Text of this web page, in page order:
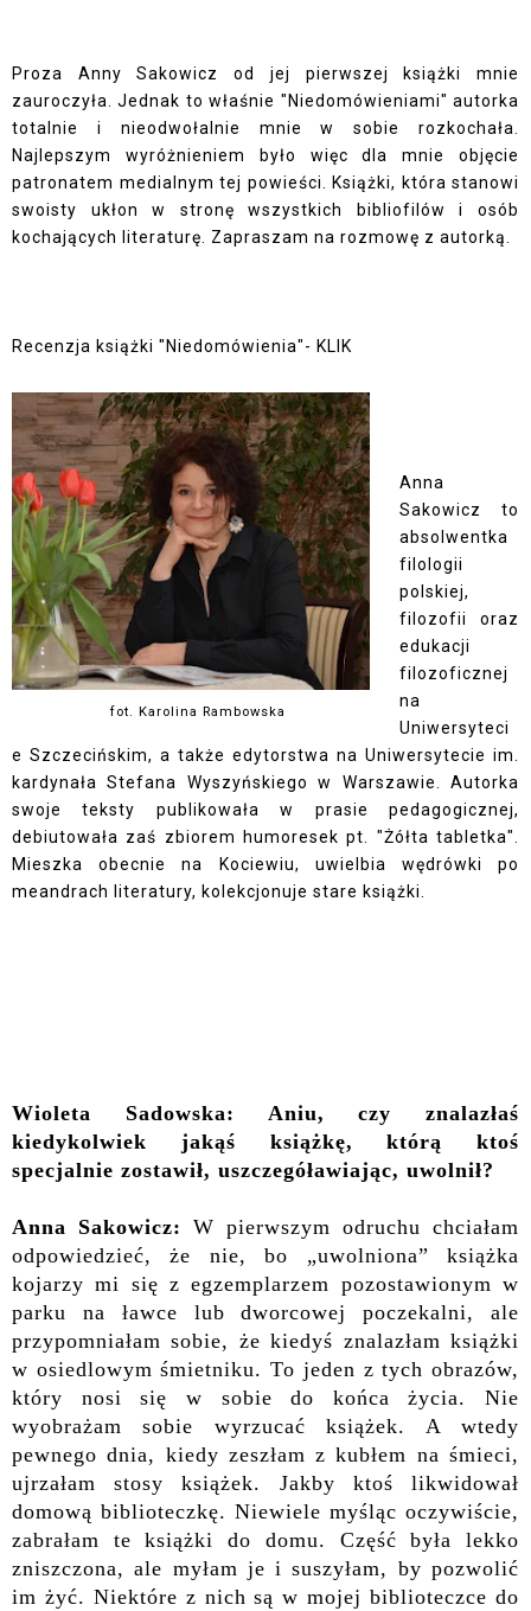
Proza Anny Sakowicz od jej pierwszej książki mnie
zauroczyła. Jednak to właśnie "Niedomówieniami" autorka
totalnie i nieodwołalnie mnie w sobie rozkochała.
Najlepszym wyróżnieniem było więc dla mnie objęcie
patronatem medialnym tej powieści. Książki, która stanowi
swoisty ukłon w stronę wszystkich bibliofilów i osób
kochających literaturę. Zapraszam na rozmowę z autorką.
Recenzja książki "Niedomówienia"- KLIK
fot. Karolina Rambowska
Anna
Sakowicz to
absolwentka
filologii
polskiej,
filozofii oraz
edukacji
filozoficznej
na
Uniwersyteci
e Szczecińskim, a także edytorstwa na Uniwersytecie im.
kardynała Stefana Wyszyńskiego w Warszawie. Autorka
swoje teksty publikowała w prasie pedagogicznej,
debiutowała zaś zbiorem humoresek pt. "Żółta tabletka".
Mieszka obecnie na Kociewiu, uwielbia wędrówki po
meandrach literatury, kolekcjonuje stare książki.
Wioleta Sadowska: Aniu, czy znalazłaś
kiedykolwiek jakąś książkę, którą ktoś
specjalnie zostawił, uszczegóławiając, uwolnił?
Anna Sakowicz: W pierwszym odruchu chciałam
odpowiedzieć, że nie, bo „uwolniona” książka
kojarzy mi się z egzemplarzem pozostawionym w
parku na ławce lub dworcowej poczekalni, ale
przypomniałam sobie, że kiedyś znalazłam książki
w osiedlowym śmietniku. To jeden z tych obrazów,
który nosi się w sobie do końca życia. Nie
wyobrażam sobie wyrzucać książek. A wtedy
pewnego dnia, kiedy zeszłam z kubłem na śmieci,
ujrzałam stosy książek. Jakby ktoś likwidował
domową biblioteczkę. Niewiele myśląc oczywiście,
zabrałam te książki do domu. Część była lekko
zniszczona, ale myłam je i suszyłam, by pozwolić
im żyć. Niektóre z nich są w mojej biblioteczce do